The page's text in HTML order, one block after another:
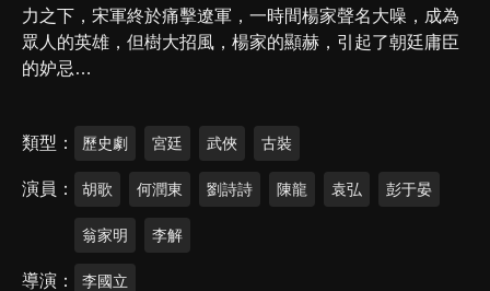
力之下，宋軍終於痛擊遼軍，一時間楊家聲名大噪，成為
眾人的英雄，但樹大招風，楊家的顯赫，引起了朝廷庸臣
的妒忌…
類型 歷史劇 宮廷 武俠 古裝
演員 胡歌 何潤東 劉詩詩 陳龍 袁弘 彭于晏
翁家明 李解
導演 李國立